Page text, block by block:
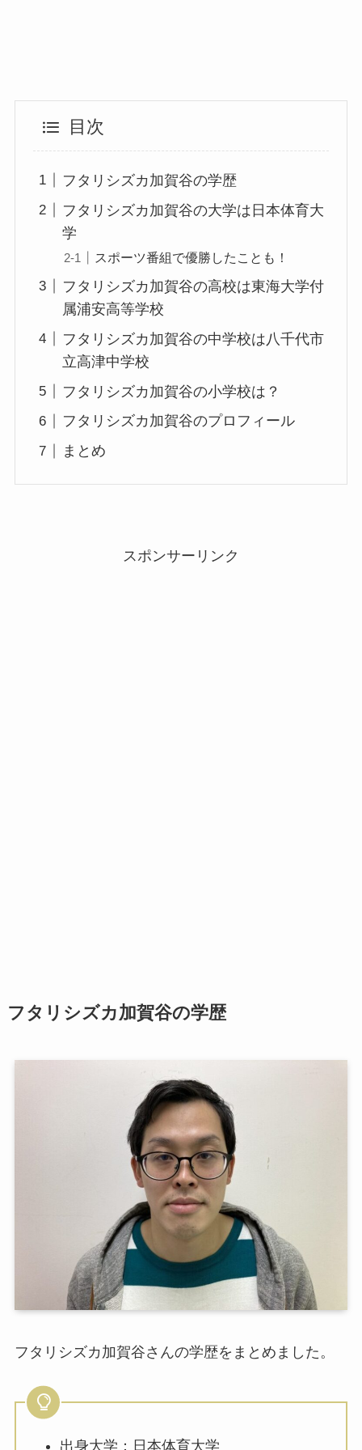
目次
フタリシズカ加賀谷の学歴
フタリシズカ加賀谷の大学は日本体育大
学
スポーツ番組で優勝したことも！
フタリシズカ加賀谷の高校は東海大学付
属浦安高等学校
フタリシズカ加賀谷の中学校は八千代市
立高津中学校
フタリシズカ加賀谷の小学校は？
フタリシズカ加賀谷のプロフィール
まとめ
スポンサーリンク
フタリシズカ加賀谷の学歴
フタリシズカ加賀谷さんの学歴をまとめました。
出身大学：日本体育大学